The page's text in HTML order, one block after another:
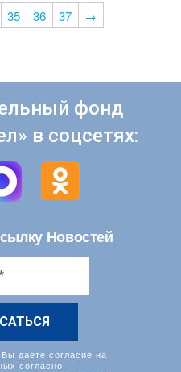
35 36 37 →
фонд
в соцсетях:
Новостей
даете согласие на
согласно